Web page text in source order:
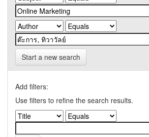
Start a new search
Add filters:
Use filters to refine the search results.